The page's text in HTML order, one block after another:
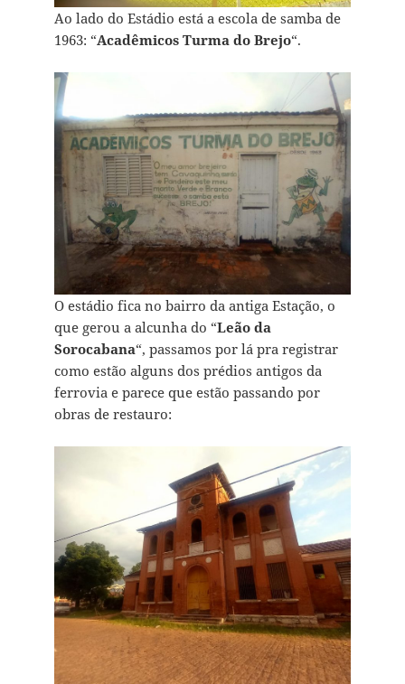
Ao lado do Estádio está a escola de samba de
1963: “Acadêmicos Turma do Brejo“.
O estádio fica no bairro da antiga Estação, o
que gerou a alcunha do “Leão da
Sorocabana“, passamos por lá pra registrar
como estão alguns dos prédios antigos da
ferrovia e parece que estão passando por
obras de restauro: